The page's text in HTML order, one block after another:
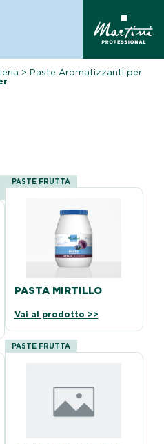
>Paste Aromatizzanti per
PASTE FRUTTA
PASTA MIRTILLO
Vai al prodotto >>
PASTE FRUTTA